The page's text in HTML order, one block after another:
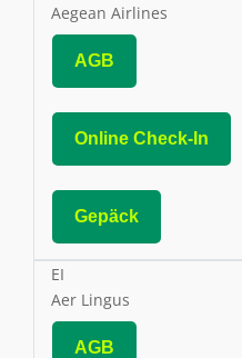
Aegean Airlines
AGB
Online Check-In
Gepäck
EI
Aer Lingus
AGB